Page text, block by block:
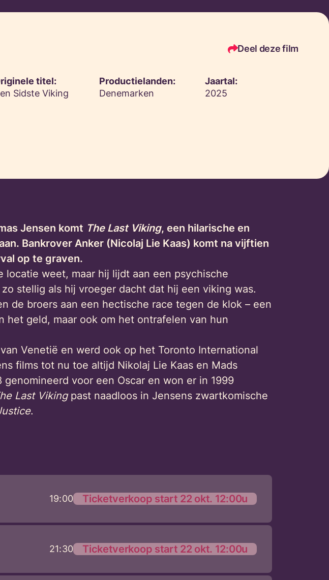
Deel deze film
titel:
Sidste Viking
Productielanden:
Denemarken
Jaartal:
2025
Jensen komt The Last Viking, een hilarische en
Bankrover Anker (Nicolaj Lie Kaas) komt na vijftien
op te graven.
weet, maar hij lijdt aan een psychische
stellig als hij vroeger dacht dat hij een viking was.
de broers aan een hectische race tegen de klok – een
geld, maar ook om het ontrafelen van hun
Venetië en werd ook op het Toronto International
films tot nu toe altijd Nikolaj Lie Kaas en Mads
voor een Oscar en won er in 1999
Last Viking past naadloos in Jensens zwartkomische
.
19:00 Ticketverkoop start 22 okt. 12:00u
21:30 Ticketverkoop start 22 okt. 12:00u